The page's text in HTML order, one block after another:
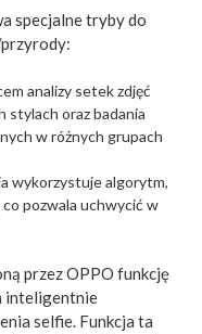
specjalne tryby do
analizy setek zdjęć
oraz badania
w różnych grupach
wykorzystuje algorytm,
pozwala uchwycić w
przez OPPO funkcję
inteligentnie
selfie. Funkcja ta